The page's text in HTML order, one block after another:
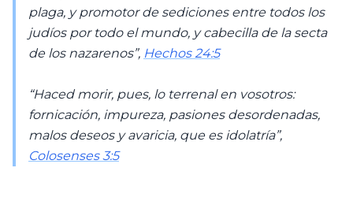
plaga, y promotor de sediciones entre todos los
judíos por todo el mundo, y cabecilla de la secta
de los nazarenos”, Hechos 24:5
“Haced morir, pues, lo terrenal en vosotros:
fornicación, impureza, pasiones desordenadas,
malos deseos y avaricia, que es idolatría”,
Colosenses 3:5